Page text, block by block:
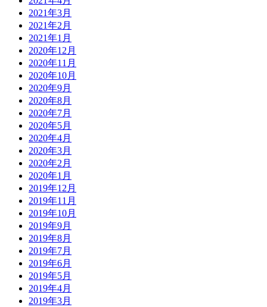
2021年3月
2021年2月
2021年1月
2020年12月
2020年11月
2020年10月
2020年9月
2020年8月
2020年7月
2020年5月
2020年4月
2020年3月
2020年2月
2020年1月
2019年12月
2019年11月
2019年10月
2019年9月
2019年8月
2019年7月
2019年6月
2019年5月
2019年4月
2019年3月